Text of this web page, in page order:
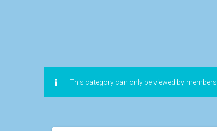
This category can only be viewed by members.